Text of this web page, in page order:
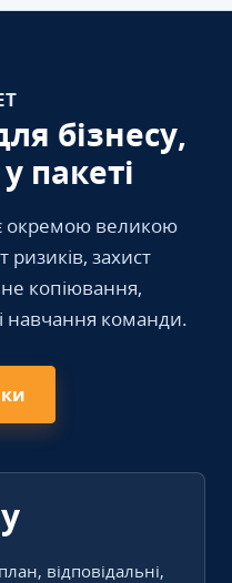
бізнесу,
пакеті
окремою великою
ризиків, захист
копіювання,
навчання команди.
відповідальні,